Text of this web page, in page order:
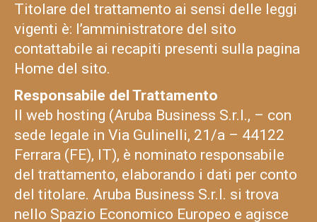
Titolare del trattamento ai sensi delle leggi
vigenti è: l’amministratore del sito
contattabile ai recapiti presenti sulla pagina
Home del sito.
Responsabile del Trattamento
Il web hosting (Aruba Business S.r.l., – con
sede legale in Via Gulinelli, 21/a – 44122
Ferrara (FE), IT), è nominato responsabile
del trattamento, elaborando i dati per conto
del titolare. Aruba Business S.r.l. si trova
nello Spazio Economico Europeo e agisce